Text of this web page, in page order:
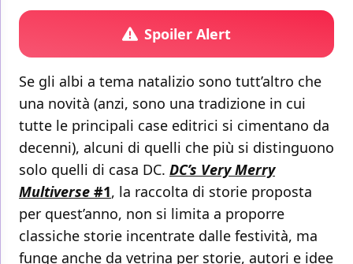
Spoiler Alert
Se gli albi a tema natalizio sono tutt’altro che
una novità (anzi, sono una tradizione in cui
tutte le principali case editrici si cimentano da
decenni), alcuni di quelli che più si distinguono
solo quelli di casa DC. DC’s Very Merry
Multiverse #1, la raccolta di storie proposta
per quest’anno, non si limita a proporre
classiche storie incentrate dalle festività, ma
funge anche da vetrina per storie, autori e idee